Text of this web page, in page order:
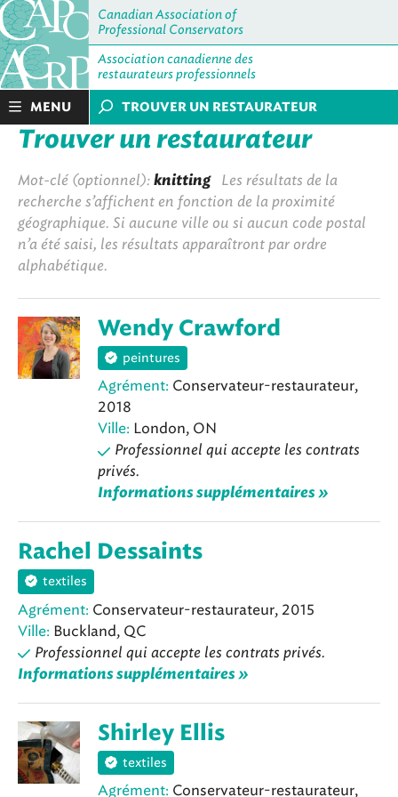
Canadian Association of
Professional Conservators
Association canadienne des
restaurateurs professionnels
MENU TROUVER UN RESTAURATEUR
Trouver un restaurateur
Mot-clé (optionnel): knittingLes résultats de la
recherche s’affichent en fonction de la proximité
géographique. Si aucune ville ou si aucun code postal
n’a été saisi, les résultats apparaîtront par ordre
alphabétique.
Wendy Crawford
peintures
Agrément: Conservateur-restaurateur,
2018
Ville: London, ON
Professionnel qui accepte les contrats
privés.
Informations supplémentaires »
Rachel Dessaints
textiles
Agrément: Conservateur-restaurateur, 2015
Ville: Buckland, QC
Professionnel qui accepte les contrats privés.
Informations supplémentaires »
Shirley Ellis
textiles
Agrément: Conservateur-restaurateur,